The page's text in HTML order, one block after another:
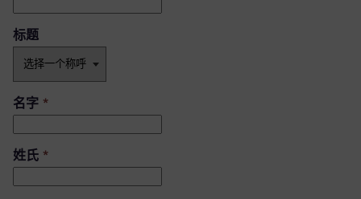
标题
名字 *
姓氏 *